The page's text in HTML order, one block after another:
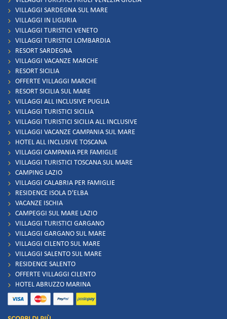
VILLAGGI SARDEGNA SUL MARE
VILLAGGI IN LIGURIA
VILLAGGI TURISTICI VENETO
VILLAGGI TURISTICI LOMBARDIA
RESORT SARDEGNA
VILLAGGI VACANZE MARCHE
RESORT SICILIA
OFFERTE VILLAGGI MARCHE
RESORT SICILIA SUL MARE
VILLAGGI ALL INCLUSIVE PUGLIA
VILLAGGI TURISTICI SICILIA
VILLAGGI TURISTICI SICILIA ALL INCLUSIVE
VILLAGGI VACANZE CAMPANIA SUL MARE
HOTEL ALL INCLUSIVE TOSCANA
VILLAGGI CAMPANIA PER FAMIGLIE
VILLAGGI TURISTICI TOSCANA SUL MARE
CAMPING LAZIO
VILLAGGI CALABRIA PER FAMIGLIE
RESIDENCE ISOLA D'ELBA
VACANZE ISCHIA
CAMPEGGI SUL MARE LAZIO
VILLAGGI TURISTICI GARGANO
VILLAGGI GARGANO SUL MARE
VILLAGGI CILENTO SUL MARE
VILLAGGI SALENTO SUL MARE
RESIDENCE SALENTO
OFFERTE VILLAGGI CILENTO
HOTEL ABRUZZO MARINA